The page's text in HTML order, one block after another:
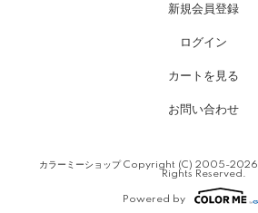
新規会員登録
ログイン
カートを見る
お問い合わせ
カラーミーショップCopyright (C) 2005-2026
Rights Reserved.
Powered by